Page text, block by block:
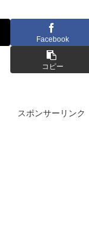
Facebook
コピー
スポンサーリンク